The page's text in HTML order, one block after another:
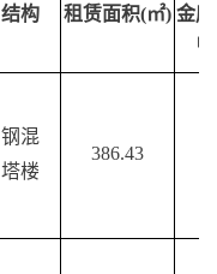
结构 租赁面积(㎡) 金
钢混
塔楼
386.43